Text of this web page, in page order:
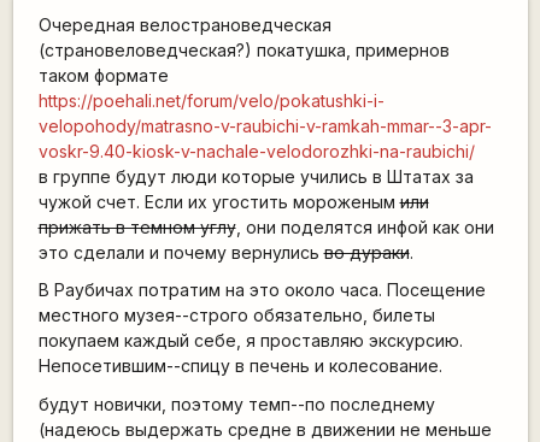
Очередная велострановедческая
(страновеловедческая?) покатушка, примернов
таком формате
https://poehali.net/forum/velo/pokatushki-i-
velopohody/matrasno-v-raubichi-v-ramkah-mmar--3-apr-
voskr-9.40-kiosk-v-nachale-velodorozhki-na-raubichi/
в группе будут люди которые учились в Штатах за
чужой счет. Если их угостить мороженымили
прижать в темном углу, они поделятся инфой как они
это сделали и почему вернулисьво дураки.
В Раубичах потратим на это около часа. Посещение
местного музея--строго обязательно, билеты
покупаем каждый себе, я проставляю экскурсию.
Непосетившим--спицу в печень и колесование.
будут новички, поэтому темп--по последнему
(надеюсь выдержать средне в движении не меньше